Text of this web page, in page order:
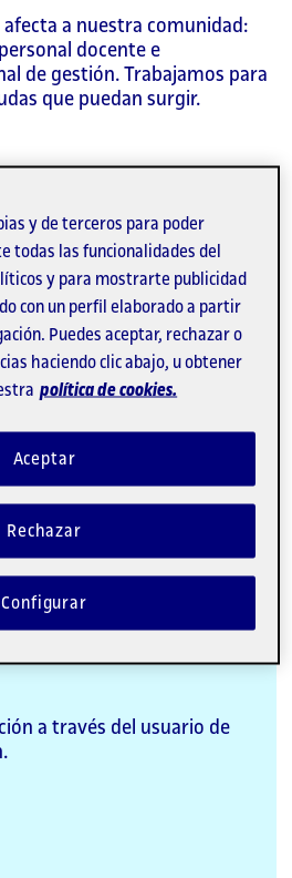
afecta a nuestra comunidad:
docente e
de gestión. Trabajamos para
que puedan surgir.
final del primer semestre
externas del curso 2020-
para atención presencial
Colombia y México?
la ayuda para situaciones
quedado en paro o te han
de violencia de
a través del usuario de
y de terceros para poder
todas las funcionalidades del
y para mostrarte publicidad
con un perfil elaborado a partir
Puedes aceptar, rechazar o
haciendo clic abajo, u obtener
política de cookies.
Rechazar
Aceptar
Configurar